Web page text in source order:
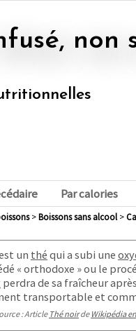
non
Par calories
> boissons sans alcool>
un thé qui a subi une
« orthodoxe » ou le
perdra de sa fraîcheur
transportable et
: Article Thé noirde Wikipédia